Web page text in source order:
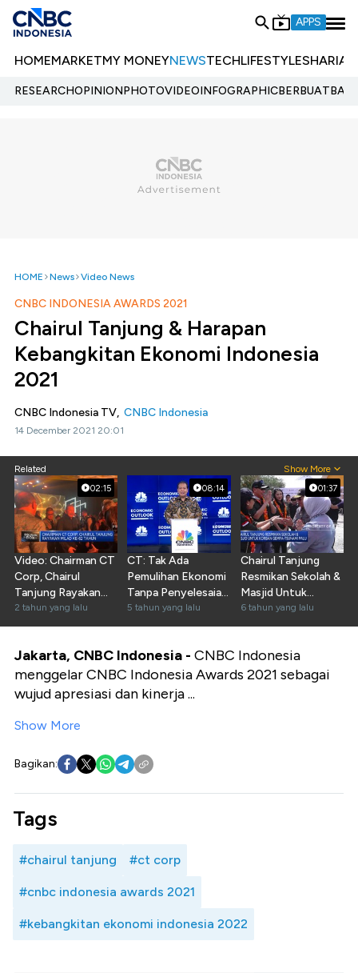
APPS
HOMEMARKETMY MONEYNEWSTECHLIFESTYLESHARIA
RESEARCHOPINIONPHOTOVIDEOINFOGRAPHIC
HOME News Video News
CNBC INDONESIA AWARDS 2021
Chairul Tanjung & Harapan
Kebangkitan Ekonomi Indonesia
2021
CNBC Indonesia TV, CNBC Indonesia
14 December 2021 20:01
Related Show More
02:15
Video: Chairman CT
Corp, Chairul
Tanjung Rayakan
Milad Ke-62 Tahun
2 tahun yang lalu
08:14
CT: Tak Ada
Pemulihan Ekonomi
Tanpa Penyelesaian
Covid-19
5 tahun yang lalu
01:37
Chairul Tanjung
Resmikan Sekolah &
Masjid Untuk
Korban Gempa
6 tahun yang lalu
Jakarta, CNBC Indonesia - CNBC Indonesia
menggelar CNBC Indonesia Awards 2021 sebagai
wujud apresiasi dan kinerja ...
Show More
Bagikan:
Tags
#chairul tanjung #ct corp
#cnbc indonesia awards 2021
#kebangkitan ekonomi indonesia 2022